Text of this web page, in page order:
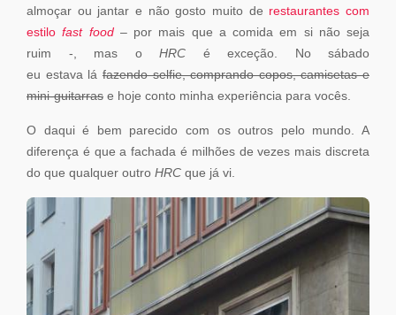
almoçar ou jantar e não gosto muito de restaurantes com
estilofast food– por mais que a comida em si não seja
ruim -, mas o HRC é exceção. No sábado
eu estava lá fazendo selfie, comprando copos, camisetas e
mini-guitarras e hoje conto minha experiência para vocês.
O daqui é bem parecido com os outros pelo mundo. A
diferença é que a fachada é milhões de vezes mais discreta
do que qualquer outro HRC que já vi.